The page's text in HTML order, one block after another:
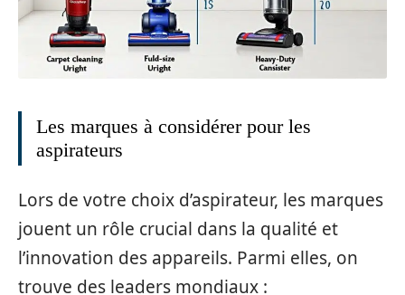
Les marques à considérer pour les
aspirateurs
Lors de votre choix d’aspirateur, les marques
jouent un rôle crucial dans la qualité et
l’innovation des appareils. Parmi elles, on
trouve des leaders mondiaux :